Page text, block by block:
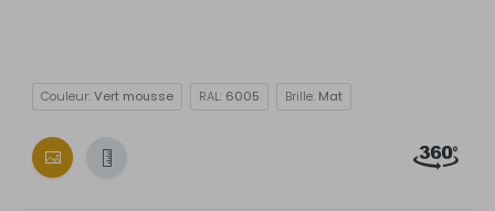
Couleur:Vert mousse RAL: 6005 Brille: Mat